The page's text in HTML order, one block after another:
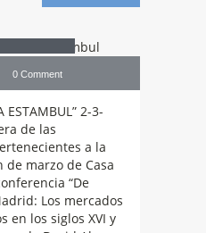
0 Comment
ESTAMBUL” 2-3-
de las
a la
de marzo de Casa
“De
Los mercados
en los siglos XVI y